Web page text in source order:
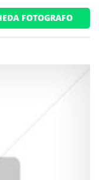
FOTOGRAFO